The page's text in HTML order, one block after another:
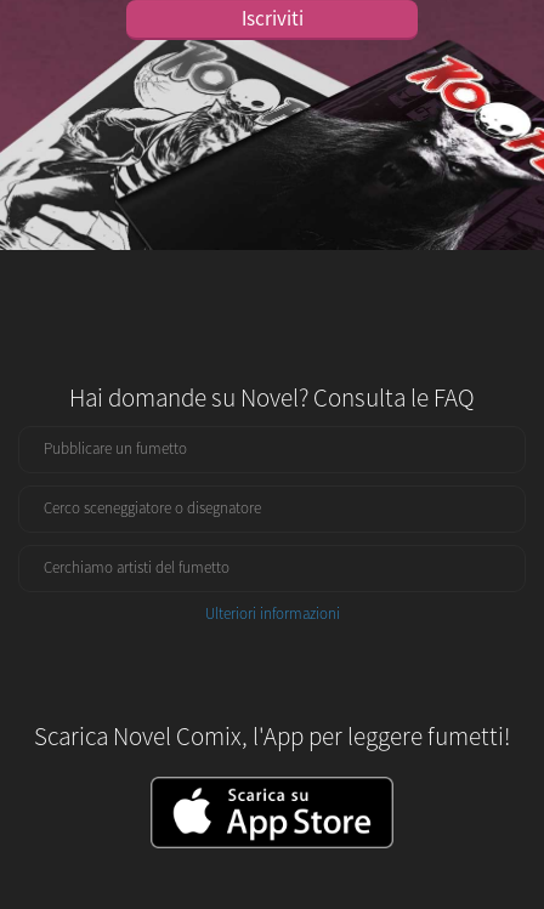
Iscriviti
Hai domande su Novel? Consulta le FAQ
Pubblicare un fumetto
Cerco sceneggiatore o disegnatore
Cerchiamo artisti del fumetto
Ulteriori informazioni
Scarica Novel Comix, l'App per leggere fumetti!